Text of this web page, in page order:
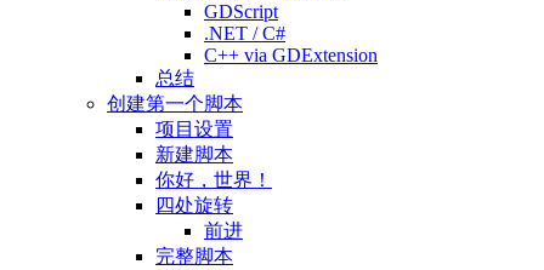
GDScript
.NET / C#
C++ via GDExtension
总结
创建第一个脚本
项目设置
新建脚本
你好，世界！
四处旋转
前进
完整脚本